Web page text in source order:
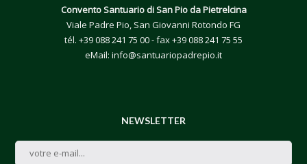
Convento Santuario di San Pio da Pietrelcina
Viale Padre Pio, San Giovanni Rotondo FG
tél. +39 088 241 75 00- fax +39 088 241 75 55
eMail: info@santuariopadrepio.it
NEWSLETTER